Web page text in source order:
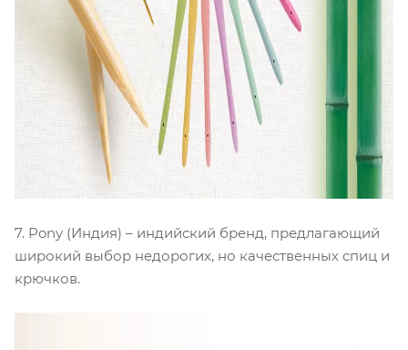
7. Pony (Индия) – индийский бренд, предлагающий
широкий выбор недорогих, но качественных спиц и
крючков.